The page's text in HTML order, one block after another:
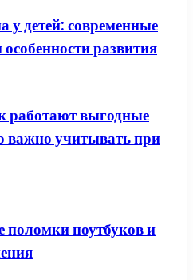
у детей: современные
развития
работают выгодные
важно учитывать при
поломки ноутбуков и